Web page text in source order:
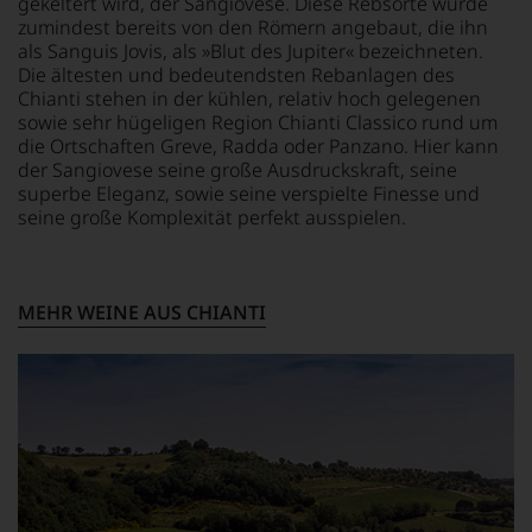
das
Ergebnis
unserer
Expertenrunde
wider.
Bitte
beachten
Sie
auch
unsere
untenstehenden
wissen
Sie
dank
was
für
zumindest bereits von den Römern angebaut, die ihn
als Sanguis Jovis, als »Blut des Jupiter« bezeichneten.
Die ältesten und bedeutendsten Rebanlagen des
Chianti stehen in der kühlen, relativ hoch gelegenen
sowie sehr hügeligen Region Chianti Classico rund um
die Ortschaften Greve, Radda oder Panzano. Hier kann
der Sangiovese seine große Ausdruckskraft, seine
superbe Eleganz, sowie seine verspielte Finesse und
seine große Komplexität perfekt ausspielen.
MEHR WEINE AUS CHIANTI